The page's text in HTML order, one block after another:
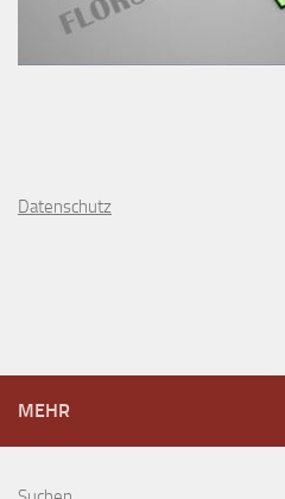
Datenschutz
MEHR